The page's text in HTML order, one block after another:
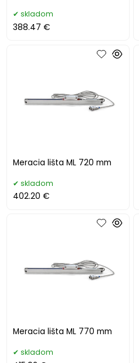
skladom
388.47 €
Meracia lišta ML 720 mm
skladom
402.20 €
Meracia lišta ML 770 mm
skladom